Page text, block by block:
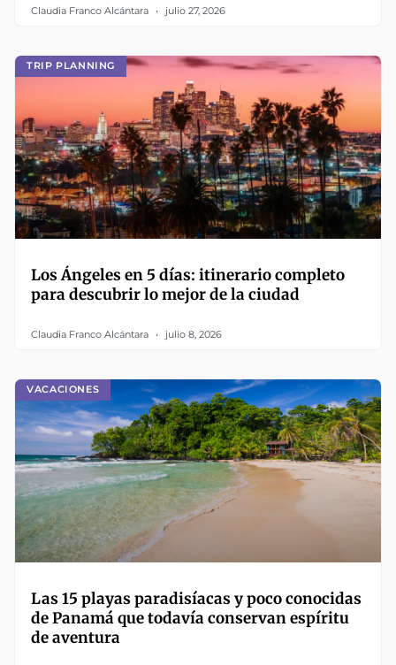
Claudia Franco Alcántara julio 27, 2026
TRIP PLANNING
Los Ángeles en 5 días: itinerario completo
para descubrir lo mejor de la ciudad
Claudia Franco Alcántara julio 8, 2026
VACACIONES
Las 15 playas paradisíacas y poco conocidas
de Panamá que todavía conservan espíritu
de aventura